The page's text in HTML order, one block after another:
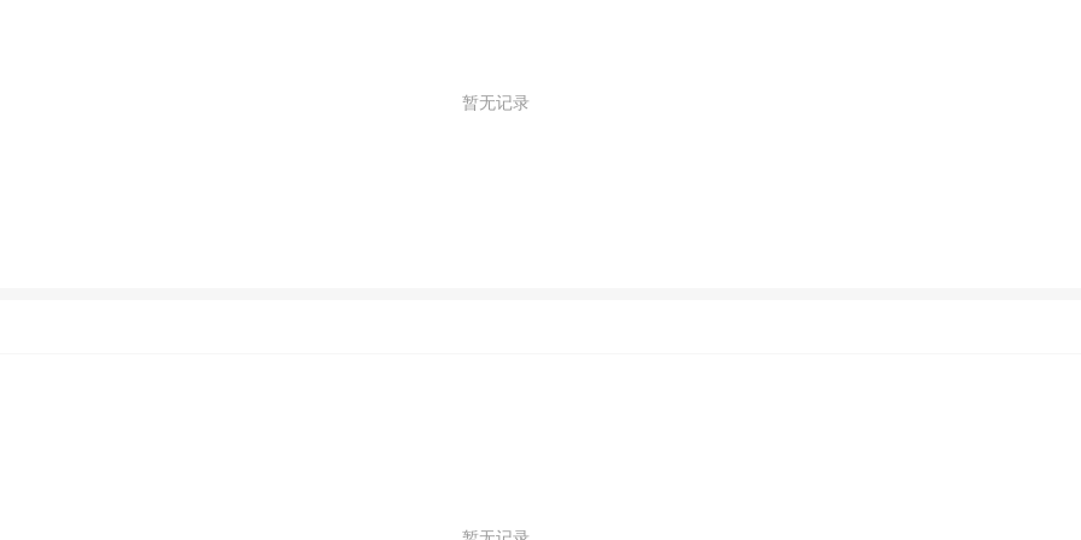
暂无记录